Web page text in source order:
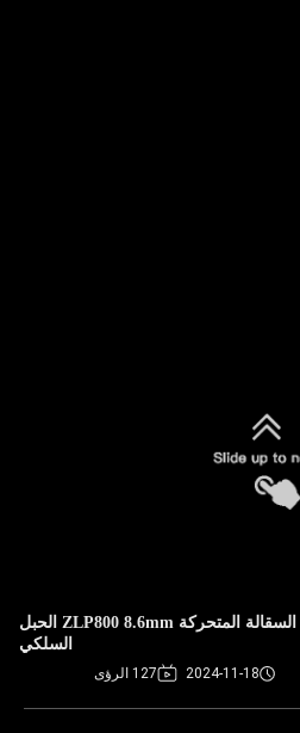
ارتفاع العمل 200m السقالة المتحركة ZLP800 8.6mm الحبل
السلكي
2024-11-18 127 الرؤى